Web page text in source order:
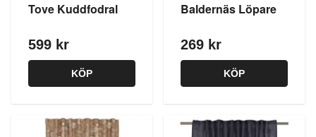
Tove Kuddfodral
599 kr
KÖP
Baldernäs Löpare
269 kr
KÖP